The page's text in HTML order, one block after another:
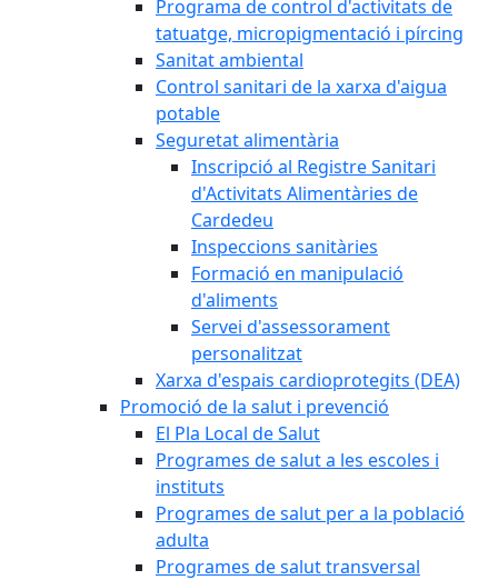
Programa de control d'activitats de
tatuatge, micropigmentació i pírcing
Sanitat ambiental
Control sanitari de la xarxa d'aigua
potable
Seguretat alimentària
Inscripció al Registre Sanitari
d'Activitats Alimentàries de
Cardedeu
Inspeccions sanitàries
Formació en manipulació
d'aliments
Servei d'assessorament
personalitzat
Xarxa d'espais cardioprotegits (DEA)
Promoció de la salut i prevenció
El Pla Local de Salut
Programes de salut a les escoles i
instituts
Programes de salut per a la població
adulta
Programes de salut transversal